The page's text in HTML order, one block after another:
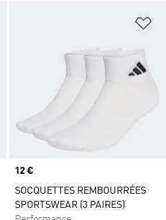
Ajouter à la Liste de produits
Prix
12 €
SOCQUETTES REMBOURRÉES
SPORTSWEAR (3 PAIRES)